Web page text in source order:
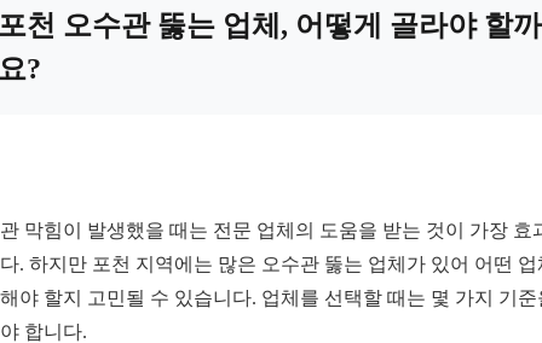
천 오수관 뚫는 업체, 어떻게 골라야 할까
?
막힘이 발생했을 때는 전문 업체의 도움을 받는 것이 가장 효
. 하지만 포천 지역에는 많은 오수관 뚫는 업체가 있어 어떤 업
야 할지 고민될 수 있습니다. 업체를 선택할 때는 몇 가지 기준
합니다.